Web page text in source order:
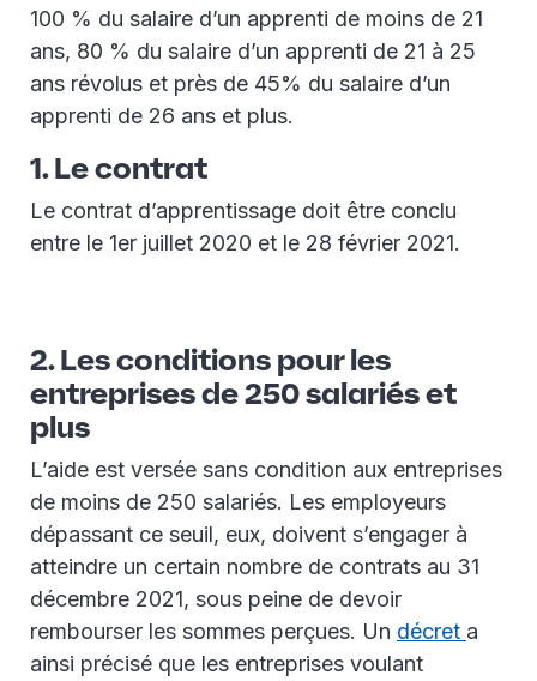
100 % du salaire d’un apprenti de moins de 21
ans, 80 % du salaire d’un apprenti de 21 à 25
ans révolus et près de 45% du salaire d’un
apprenti de 26 ans et plus.
1. Le contrat
Le contrat d’apprentissage doit être conclu
entre le 1er juillet 2020 et le 28 février 2021.
2. Les conditions pour les
entreprises de 250 salariés et
plus
L’aide est versée sans condition aux entreprises
de moins de 250 salariés. Les employeurs
dépassant ce seuil, eux, doivent s’engager à
atteindre un certain nombre de contrats au 31
décembre 2021, sous peine de devoir
rembourser les sommes perçues. Un décret a
ainsi précisé que les entreprises voulant